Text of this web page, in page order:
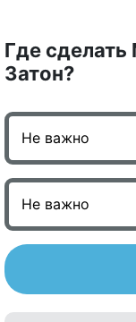
Где сделать
Затон?